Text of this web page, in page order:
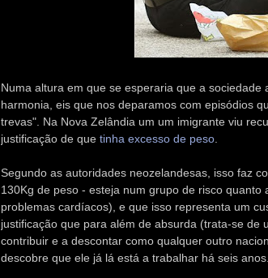
Numa altura em que se esperaria que a
harmonia, eis que nos deparamos com episódios
trevas". Na Nova Zelândia um um imigrante viu
justificação de que tinha excesso de peso
Segundo as autoridades neozelandesas, isso faz
130Kg de peso - esteja num grupo de risco
problemas cardíacos), e que isso representa um
justificação que para além de absurda (trata-se
contribuir e a descontar como qualquer outro
descobre que ele já lá está a trabalhar há seis